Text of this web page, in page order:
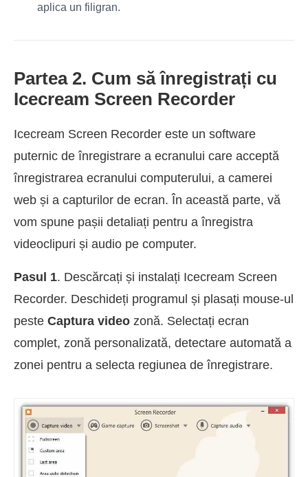
aplica un filigran.
Partea 2. Cum să înregistrați cu
Icecream Screen Recorder
Icecream Screen Recorder este un software
puternic de înregistrare a ecranului care acceptă
înregistrarea ecranului computerului, a camerei
web și a capturilor de ecran. În această parte, vă
vom spune pașii detaliați pentru a înregistra
videoclipuri și audio pe computer.
Pasul 1. Descărcați și instalați Icecream Screen
Recorder. Deschideți programul și plasați mouse-ul
peste Captura video zonă. Selectați ecran
complet, zonă personalizată, detectare automată a
zonei pentru a selecta regiunea de înregistrare.